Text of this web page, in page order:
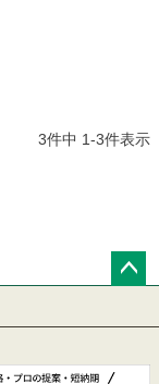
3件中 1-3件表示
へ